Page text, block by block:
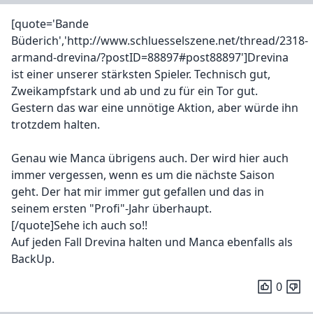
[quote='Bande
Büderich','http://www.schluesselszene.net/thread/2318-
armand-drevina/?postID=88897#post88897']Drevina
ist einer unserer stärksten Spieler. Technisch gut,
Zweikampfstark und ab und zu für ein Tor gut.
Gestern das war eine unnötige Aktion, aber würde ihn
trotzdem halten.
Genau wie Manca übrigens auch. Der wird hier auch
immer vergessen, wenn es um die nächste Saison
geht. Der hat mir immer gut gefallen und das in
seinem ersten "Profi"-Jahr überhaupt.
[/quote]Sehe ich auch so!!
Auf jeden Fall Drevina halten und Manca ebenfalls als
BackUp.
0